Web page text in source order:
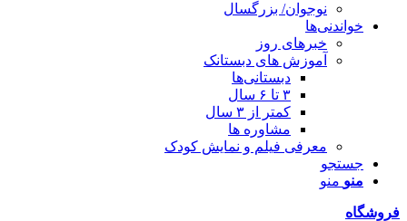
نوجوان/ بزرگسال
خواندنی‌ها
خبرهای روز
آموزش های دبستانک
دبستانی‌ها
۳ تا ۶ سال
کمتر از ۳ سال
مشاوره ها
معرفی فیلم و نمایش کودک
جستجو
منو منو
فروشگاه